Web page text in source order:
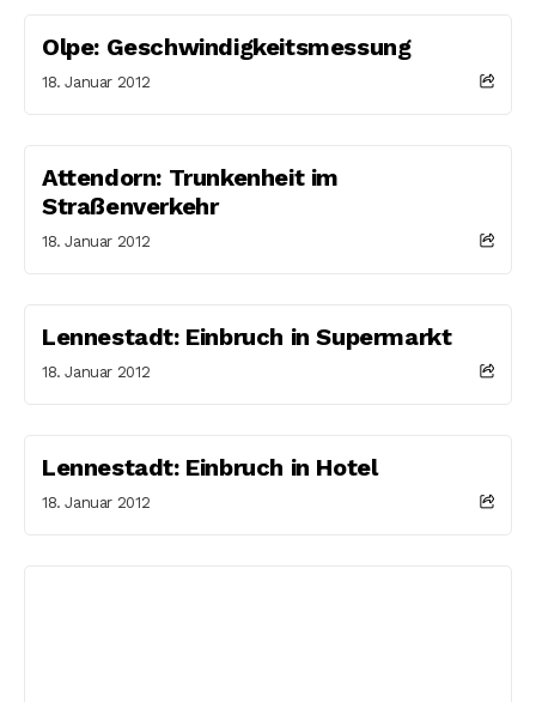
Olpe: Geschwindigkeitsmessung
18. Januar 2012
Attendorn: Trunkenheit im
Straßenverkehr
18. Januar 2012
Lennestadt: Einbruch in Supermarkt
18. Januar 2012
Lennestadt: Einbruch in Hotel
18. Januar 2012